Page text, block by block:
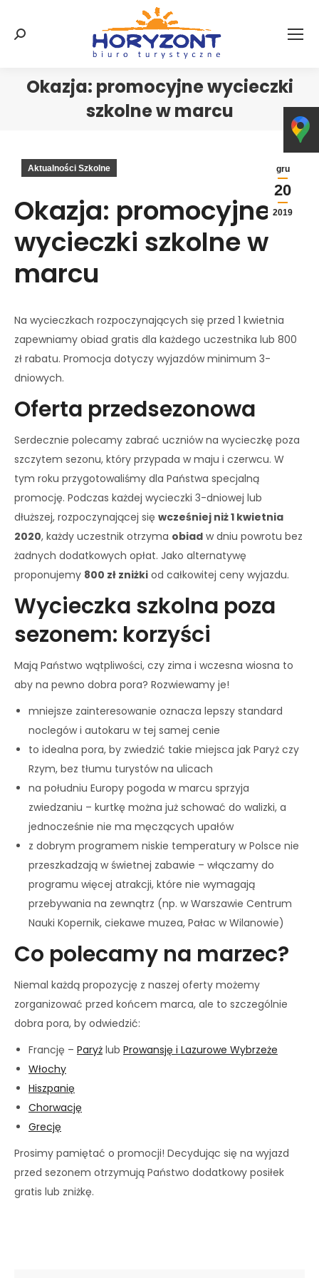
Szukaj:
Okazja: promocyjne wycieczki
szkolne w marcu
gru
20
2019
Aktualności Szkolne
Okazja: promocyjne
wycieczki szkolne w
marcu
Na wycieczkach rozpoczynających się przed 1 kwietnia
zapewniamy obiad gratis dla każdego uczestnika lub 800
zł rabatu. Promocja dotyczy wyjazdów minimum 3-
dniowych.
Oferta przedsezonowa
Serdecznie polecamy zabrać uczniów na wycieczkę poza
szczytem sezonu, który przypada w maju i czerwcu. W
tym roku przygotowaliśmy dla Państwa specjalną
promocję. Podczas każdej wycieczki 3-dniowej lub
dłuższej, rozpoczynającej się wcześniej niż 1 kwietnia
2020, każdy uczestnik otrzyma obiad w dniu powrotu bez
żadnych dodatkowych opłat. Jako alternatywę
proponujemy 800 zł zniżki od całkowitej ceny wyjazdu.
Wycieczka szkolna poza
sezonem: korzyści
Mają Państwo wątpliwości, czy zima i wczesna wiosna to
aby na pewno dobra pora? Rozwiewamy je!
mniejsze zainteresowanie oznacza lepszy standard
noclegów i autokaru w tej samej cenie
to idealna pora, by zwiedzić takie miejsca jak Paryż czy
Rzym, bez tłumu turystów na ulicach
na południu Europy pogoda w marcu sprzyja
zwiedzaniu – kurtkę można już schować do walizki, a
jednocześnie nie ma męczących upałów
z dobrym programem niskie temperatury w Polsce nie
przeszkadzają w świetnej zabawie – włączamy do
programu więcej atrakcji, które nie wymagają
przebywania na zewnątrz (np. w Warszawie Centrum
Nauki Kopernik, ciekawe muzea, Pałac w Wilanowie)
Co polecamy na marzec?
Niemal każdą propozycję z naszej oferty możemy
zorganizować przed końcem marca, ale to szczególnie
dobra pora, by odwiedzić:
Francję – Paryż lub Prowansję i Lazurowe Wybrzeże
Włochy
Hiszpanię
Chorwację
Grecję
Prosimy pamiętać o promocji! Decydując się na wyjazd
przed sezonem otrzymują Państwo dodatkowy posiłek
gratis lub zniżkę.